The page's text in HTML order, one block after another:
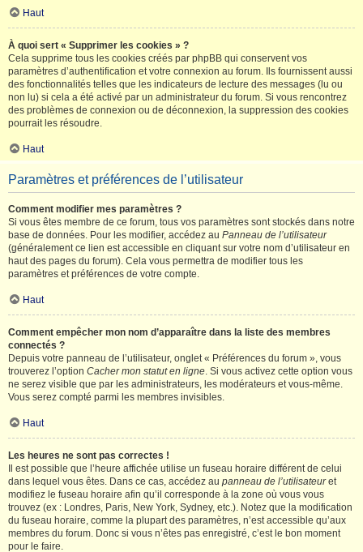
Haut
À quoi sert « Supprimer les cookies » ?
Cela supprime tous les cookies créés par phpBB qui conservent vos
paramètres d’authentification et votre connexion au forum. Ils fournissent aussi
des fonctionnalités telles que les indicateurs de lecture des messages (lu ou
non lu) si cela a été activé par un administrateur du forum. Si vous rencontrez
des problèmes de connexion ou de déconnexion, la suppression des cookies
pourrait les résoudre.
Haut
Paramètres et préférences de l’utilisateur
Comment modifier mes paramètres ?
Si vous êtes membre de ce forum, tous vos paramètres sont stockés dans notre
base de données. Pour les modifier, accédez au Panneau de l’utilisateur
(généralement ce lien est accessible en cliquant sur votre nom d’utilisateur en
haut des pages du forum). Cela vous permettra de modifier tous les
paramètres et préférences de votre compte.
Haut
Comment empêcher mon nom d’apparaître dans la liste des membres
connectés ?
Depuis votre panneau de l’utilisateur, onglet « Préférences du forum », vous
trouverez l’option Cacher mon statut en ligne. Si vous activez cette option vous
ne serez visible que par les administrateurs, les modérateurs et vous-même.
Vous serez compté parmi les membres invisibles.
Haut
Les heures ne sont pas correctes !
Il est possible que l’heure affichée utilise un fuseau horaire différent de celui
dans lequel vous êtes. Dans ce cas, accédez au panneau de l’utilisateuret
modifiez le fuseau horaire afin qu’il corresponde à la zone où vous vous
trouvez (ex : Londres, Paris, New York, Sydney, etc.). Notez que la modification
du fuseau horaire, comme la plupart des paramètres, n’est accessible qu’aux
membres du forum. Donc si vous n’êtes pas enregistré, c’est le bon moment
pour le faire.